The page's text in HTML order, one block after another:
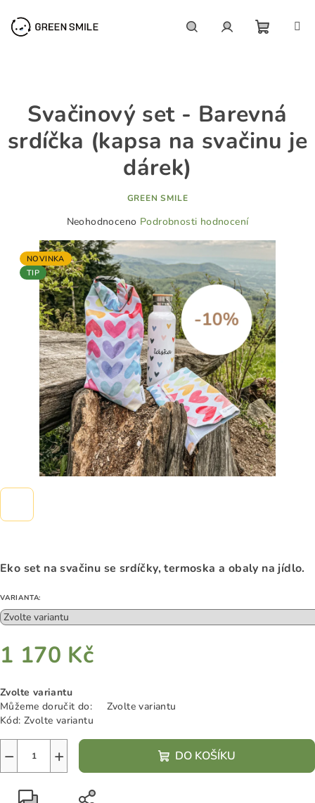
obsah
Eko set na svačinu se srdíčky, termoska a obaly na jídlo.
VARIANTA:
1 170 Kč
cena:
Zvolte variantu
Můžeme doručit do:
Zvolte variantu
Kód: Zvolte variantu
+
− DO KOŠÍKU
Svačinový set - Barevná
srdíčka (kapsa na svačinu je
dárek)
GREEN SMILE
produktu
hvězdiček.
Neohodnoceno Podrobnosti hodnocení
NOVINKA
TIP